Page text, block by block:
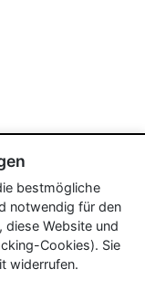
bestmögliche
notwendig für den
diese Website und
Cookies). Sie
widerrufen.